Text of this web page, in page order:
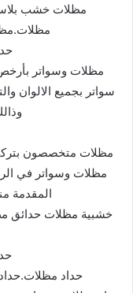
مظلات خشب
مظلات وسواتر
سواتر بجمیع الالوان
مظلات متخصصون
مظلات وسواتر في
المقدمة
خشبیة مظلات حدائق
حداد